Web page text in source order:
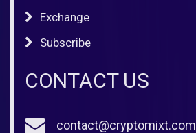
Exchange
Subscribe
CONTACT US
contact@cryptomixt.com